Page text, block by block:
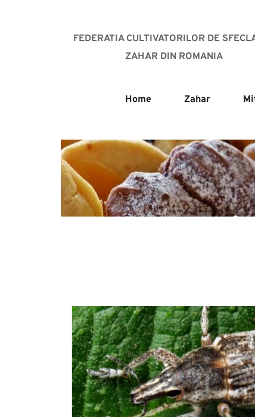
FEDERATIA CULTIVATORILOR DE
ZAHAR DIN ROMANIA
Home Zahar